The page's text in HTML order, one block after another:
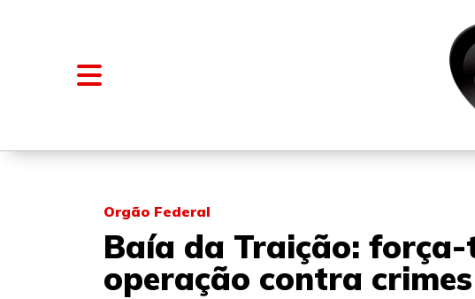
Orgão Federal
Baía da Traição:
operação contra